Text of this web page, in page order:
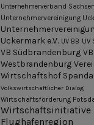
Unternehmerverband Sachsen
Unternehmervereinigung
Uckermark e.V. UV BB UV
VB Südbrandenburg VB
Westbrandenburg
Wirtschaftshof
Volkswirtschaftlicher Dialog
Wirtschaftsförderung
Wirtschaftsinitiative
Flughafenregion